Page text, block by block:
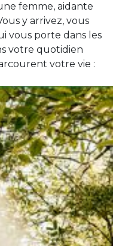
femme, aidante
y arrivez, vous
vous porte dans les
votre quotidien
votre vie :